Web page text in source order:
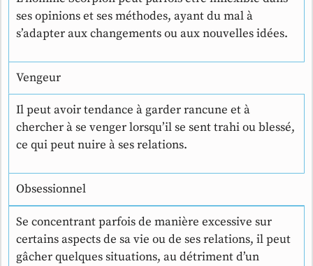
ses opinions et ses méthodes, ayant du mal à
s’adapter aux changements ou aux nouvelles idées.
Vengeur
Il peut avoir tendance à garder rancune et à
chercher à se venger lorsqu’il se sent trahi ou blessé,
ce qui peut nuire à ses relations.
Obsessionnel
Se concentrant parfois de manière excessive sur
certains aspects de sa vie ou de ses relations, il peut
gâcher quelques situations, au détriment d’un